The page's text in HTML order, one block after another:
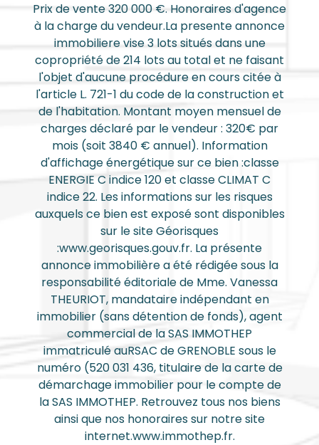
Prix de vente 320 000 €. Honoraires d'agence
à la charge du vendeur.La presente annonce
immobiliere vise 3 lots situés dans une
copropriété de 214 lots au total et ne faisant
l'objet d'aucune procédure en cours citée à
l'article L. 721-1 du code de la construction et
de l'habitation. Montant moyen mensuel de
charges déclaré par le vendeur : 320€ par
mois (soit 3840 € annuel). Information
d'affichage énergétique sur ce bien :classe
ENERGIE C indice 120 et classe CLIMAT C
indice 22. Les informations sur les risques
auxquels ce bien est exposé sont disponibles
sur le site Géorisques
:www.georisques.gouv.fr. La présente
annonce immobilière a été rédigée sous la
responsabilité éditoriale de Mme. Vanessa
THEURIOT, mandataire indépendant en
immobilier (sans détention de fonds), agent
commercial de la SAS IMMOTHEP
immatriculé auRSAC de GRENOBLE sous le
numéro (520 031 436, titulaire de la carte de
démarchage immobilier pour le compte de
la SAS IMMOTHEP. Retrouvez tous nos biens
ainsi que nos honoraires sur notre site
internet.www.immothep.fr.